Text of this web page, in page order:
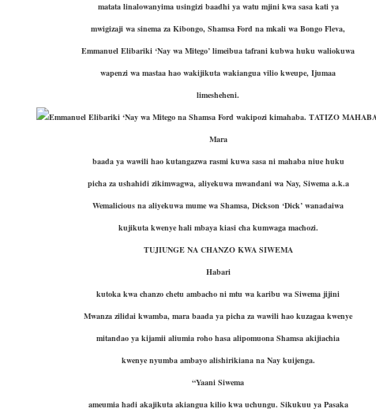
matata linalowanyima usingizi baadhi ya watu mjini kwa sasa kati ya
mwigizaji wa sinema za Kibongo, Shamsa Ford na mkali wa Bongo Fleva,
Emmanuel Elibariki ‘Nay wa Mitego’ limeibua tafrani kubwa huku waliokuwa
wapenzi wa mastaa hao wakijikuta wakiangua vilio kweupe, Ijumaa
limesheheni.
Emmanuel Elibariki ‘Nay wa Mitego na Shamsa Ford wakipozi kimahaba. TATIZO
Mara
baada ya wawili hao kutangazwa rasmi kuwa sasa ni mahaba niue huku
picha za ushahidi zikimwagwa, aliyekuwa mwandani wa Nay, Siwema a.k.a
Wemalicious na aliyekuwa mume wa Shamsa, Dickson ‘Dick’ wanadaiwa
kujikuta kwenye hali mbaya kiasi cha kumwaga machozi.
TUJIUNGE NA CHANZO KWA SIWEMA
Habari
kutoka kwa chanzo chetu ambacho ni mtu wa karibu wa Siwema jijini
Mwanza zilidai kwamba, mara baada ya picha za wawili hao kuzagaa kwenye
mitandao ya kijamii aliumia roho hasa alipomuona Shamsa akijiachia
kwenye nyumba ambayo alishirikiana na Nay kuijenga.
“Yaani Siwema
ameumia hadi akajikuta akiangua kilio kwa uchungu. Sikukuu ya Pasaka